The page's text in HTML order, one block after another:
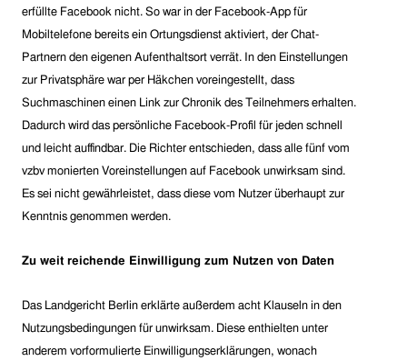
erfüllte Facebook nicht. So war in der Facebook-App für
Mobiltelefone bereits ein Ortungsdienst aktiviert, der Chat-
Partnern den eigenen Aufenthaltsort verrät. In den Einstellungen
zur Privatsphäre war per Häkchen voreingestellt, dass
Suchmaschinen einen Link zur Chronik des Teilnehmers erhalten.
Dadurch wird das persönliche Facebook-Profil für jeden schnell
und leicht auffindbar. Die Richter entschieden, dass alle fünf vom
vzbv monierten Voreinstellungen auf Facebook unwirksam sind.
Es sei nicht gewährleistet, dass diese vom Nutzer überhaupt zur
Kenntnis genommen werden.
Zu weit reichende Einwilligung zum Nutzen von Daten
Das Landgericht Berlin erklärte außerdem acht Klauseln in den
Nutzungsbedingungen für unwirksam. Diese enthielten unter
anderem vorformulierte Einwilligungserklärungen, wonach